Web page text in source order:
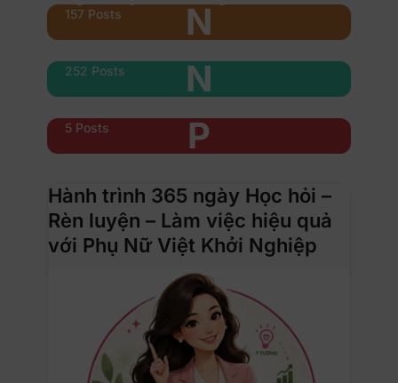
N
157 Posts
N
252 Posts
P
5 Posts
Hành trình 365 ngày Học hỏi –
Rèn luyện – Làm việc hiệu quả
với Phụ Nữ Việt Khởi Nghiệp